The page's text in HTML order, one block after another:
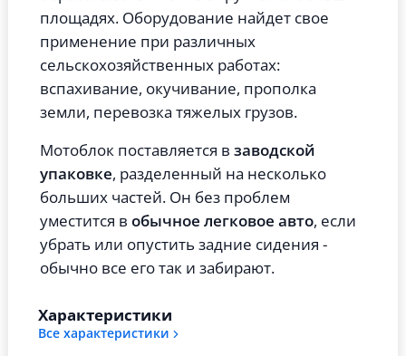
площадях. Оборудование найдет свое
применение при различных
сельскохозяйственных работах:
вспахивание, окучивание, прополка
земли, перевозка тяжелых грузов.
Мотоблок поставляется в заводской
упаковке, разделенный на несколько
больших частей. Он без проблем
уместится в обычное легковое авто, если
убрать или опустить задние сидения -
обычно все его так и забирают.
Характеристики
Все характеристики